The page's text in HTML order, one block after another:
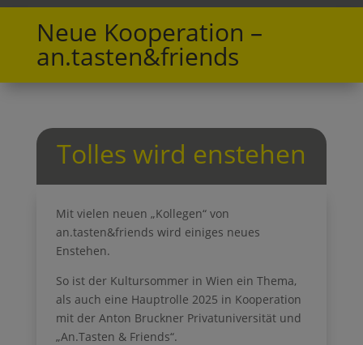
Neue Kooperation –
an.tasten&friends
Tolles wird enstehen
Mit vielen neuen „Kollegen“ von
an.tasten&friends wird einiges neues
Enstehen.
So ist der Kultursommer in Wien ein Thema,
als auch eine Hauptrolle 2025 in Kooperation
mit der Anton Bruckner Privatuniversität und
„An.Tasten & Friends“.